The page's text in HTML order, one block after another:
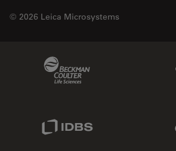
© 2026 Leica Microsystems